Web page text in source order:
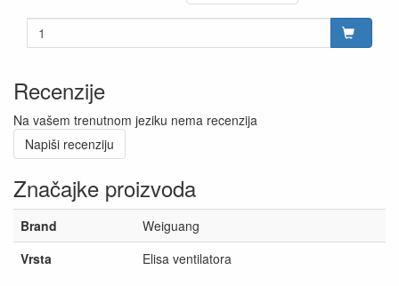
Recenzije
Na vašem trenutnom jeziku nema recenzija
Napiši recenziju
Značajke proizvoda
Brand
Weiguang
Vrsta
Elisa ventilatora